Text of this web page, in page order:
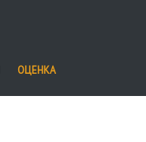
ОЦЕНКА